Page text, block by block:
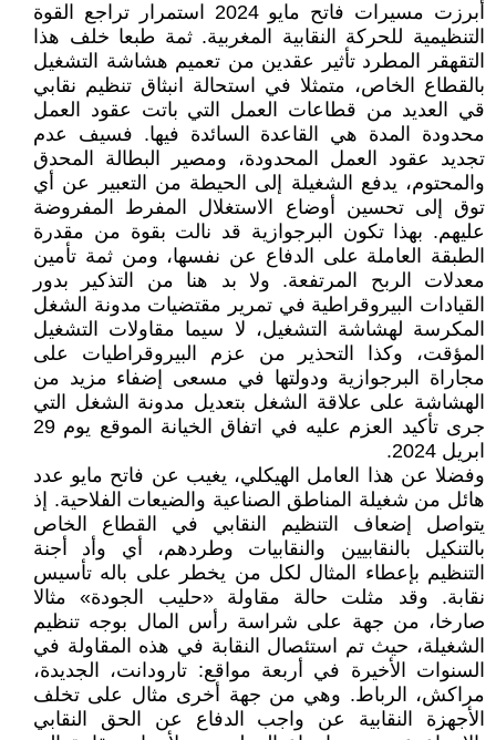
أبرزت مسيرات فاتح مايو 2024 استمرار تراجع القوة
التنظيمية للحركة النقابية المغربية. ثمة طبعا خلف هذا
التقهقر المطرد تأثير عقدين من تعميم هشاشة التشغيل
بالقطاع الخاص، متمثلا في استحالة انبثاق تنظيم نقابي
قي العديد من قطاعات العمل التي باتت عقود العمل
محدودة المدة هي القاعدة السائدة فيها. فسيف عدم
تجديد عقود العمل المحدودة، ومصير البطالة المحدق
والمحتوم، يدفع الشغيلة إلى الحيطة من التعبير عن أي
توق إلى تحسين أوضاع الاستغلال المفرط المفروضة
عليهم. بهذا تكون البرجوازية قد نالت بقوة من مقدرة
الطبقة العاملة على الدفاع عن نفسها، ومن ثمة تأمين
معدلات الربح المرتفعة. ولا بد هنا من التذكير بدور
القيادات البيروقراطية في تمرير مقتضيات مدونة الشغل
المكرسة لهشاشة التشغيل، لا سيما مقاولات التشغيل
المؤقت، وكذا التحذير من عزم البيروقراطيات على
مجاراة البرجوازية ودولتها في مسعى إضفاء مزيد من
الهشاشة على علاقة الشغل بتعديل مدونة الشغل التي
جرى تأكيد العزم عليه في اتفاق الخيانة الموقع يوم 29
ابريل 2024.
وفضلا عن هذا العامل الهيكلي، يغيب عن فاتح مايو عدد
هائل من شغيلة المناطق الصناعية والضيعات الفلاحية. إذ
يتواصل إضعاف التنظيم النقابي في القطاع الخاص
بالتنكيل بالنقابيين والنقابيات وطردهم، أي وأد أجنة
التنظيم بإعطاء المثال لكل من يخطر على باله تأسيس
نقابة. وقد مثلت حالة مقاولة «حليب الجودة» مثالا
صارخا، من جهة على شراسة رأس المال بوجه تنظيم
الشغيلة، حيث تم استئصال النقابة في هذه المقاولة في
السنوات الأخيرة في أربعة مواقع: تارودانت، الجديدة،
مراكش، الرباط. وهي من جهة أخرى مثال على تخلف
الأجهزة النقابية عن واجب الدفاع عن الحق النقابي